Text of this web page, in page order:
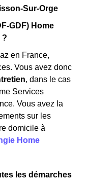
Sur-Orge
GDF) Home
?
en France,
Vous avez donc
, dans le cas
Services
Vous avez la
sur les
domicile à
Home
les démarches